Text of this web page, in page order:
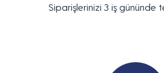
Siparişlerinizi 3 iş gününde